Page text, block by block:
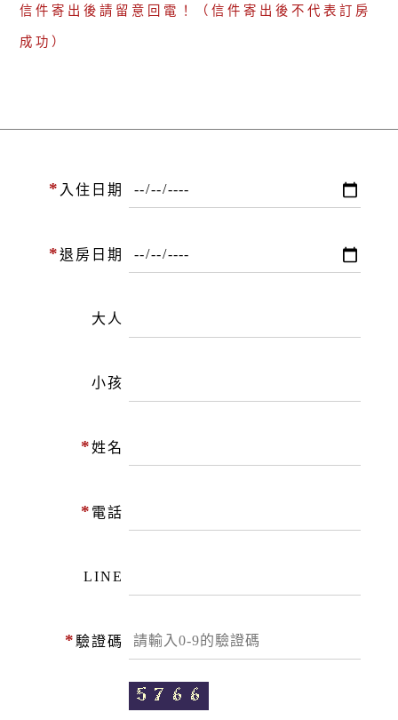
信件寄出後請留意回電！（信件寄出後不代表訂房
成功）
* 入住日期
*退房日期
大人
小孩
*姓名
* 電話
LINE
* 驗證碼